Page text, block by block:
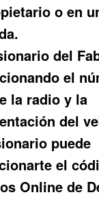
o en
del
el
la radio y la
del
puede
el
Online de